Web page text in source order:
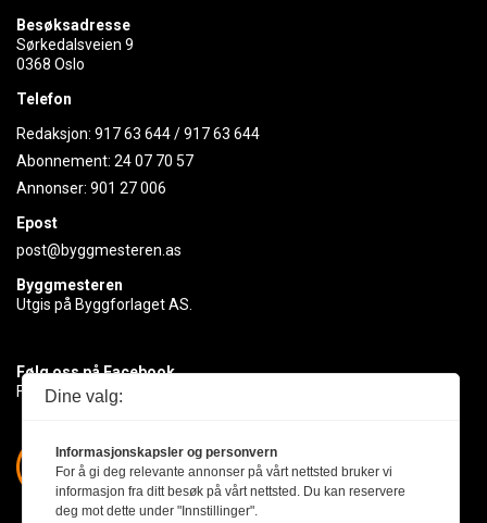
Besøksadresse
Sørkedalsveien 9
0368 Oslo
Telefon
Redaksjon: 917 63 644/917 63 644
Abonnement: 24 07 70 57
Annonser: 901 27 006
Epost
post@byggmesteren.as
Byggmesteren
Utgis på Byggforlaget AS.
Følg oss på Facebook
Få med deg det siste innen byggebransjen
Dine valg:
Informasjonskapsler og personvern
For å gi deg relevante annonser på vårt nettsted bruker vi
informasjon fra ditt besøk på vårt nettsted. Du kan reservere
deg mot dette under "Innstillinger".